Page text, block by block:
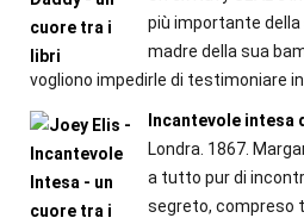
più importante
madre della sua
vogliono impedirle di testimoniare
Incantevole intesa
Londra. 1867.
a tutto pur di
segreto, compreso